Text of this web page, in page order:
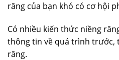
răng của bạn khó có cơ hội
Có nhiều kiến thức niềng
thông tin về quá trình trước,
răng.